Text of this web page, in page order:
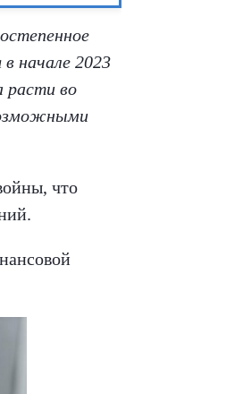
начале 2023
расти во
что